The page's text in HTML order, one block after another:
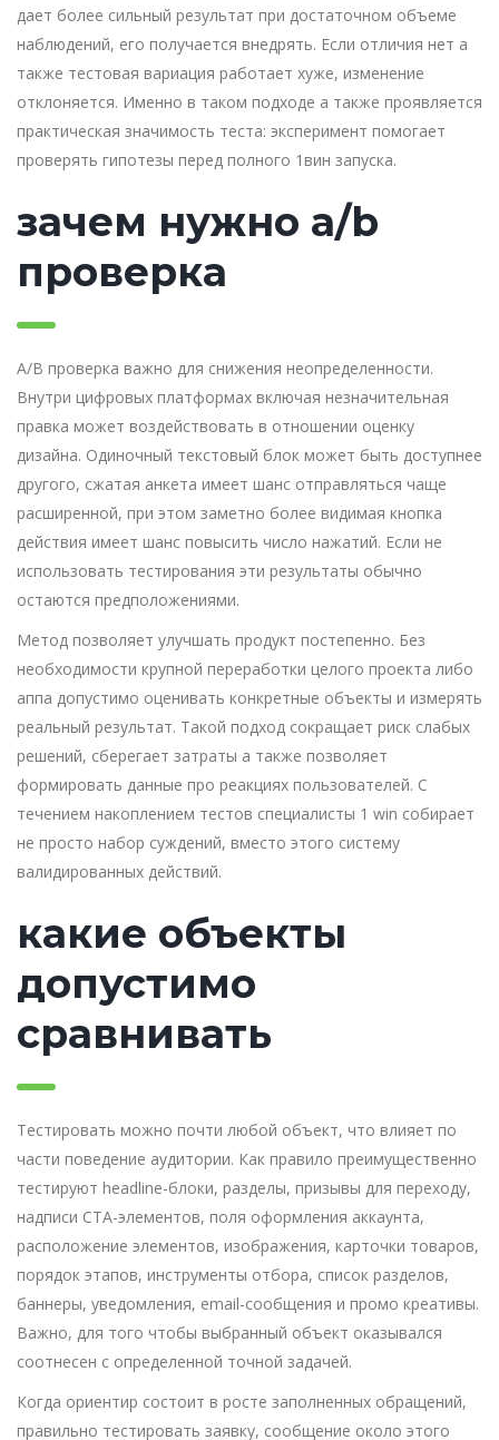
дает более сильный результат при достаточном объеме
наблюдений, его получается внедрять. Если отличия нет а
также тестовая вариация работает хуже, изменение
отклоняется. Именно в таком подходе а также проявляется
практическая значимость теста: эксперимент помогает
проверять гипотезы перед полного 1вин запуска.
зачем нужно a/b
проверка
A/B проверка важно для снижения неопределенности.
Внутри цифровых платформах включая незначительная
правка может воздействовать в отношении оценку
дизайна. Одиночный текстовый блок может быть доступнее
другого, сжатая анкета имеет шанс отправляться чаще
расширенной, при этом заметно более видимая кнопка
действия имеет шанс повысить число нажатий. Если не
использовать тестирования эти результаты обычно
остаются предположениями.
Метод позволяет улучшать продукт постепенно. Без
необходимости крупной переработки целого проекта либо
аппа допустимо оценивать конкретные объекты и измерять
реальный результат. Такой подход сокращает риск слабых
решений, сберегает затраты а также позволяет
формировать данные про реакциях пользователей. С
течением накоплением тестов специалисты 1 win собирает
не просто набор суждений, вместо этого систему
валидированных действий.
какие объекты
допустимо
сравнивать
Тестировать можно почти любой объект, что влияет по
части поведение аудитории. Как правило преимущественно
тестируют headline-блоки, разделы, призывы для переходу,
надписи CTA-элементов, поля оформления аккаунта,
расположение элементов, изображения, карточки товаров,
порядок этапов, инструменты отбора, список разделов,
баннеры, уведомления, email-сообщения и промо креативы.
Важно, для того чтобы выбранный объект оказывался
соотнесен с определенной точной задачей.
Когда ориентир состоит в росте заполненных обращений,
правильно тестировать заявку, сообщение около этого